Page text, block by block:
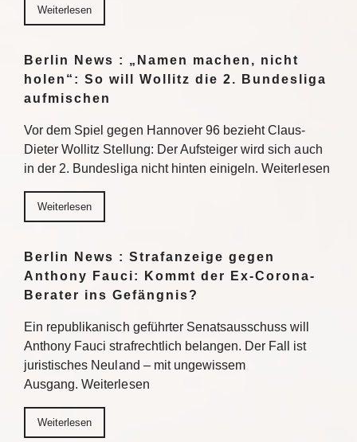
Weiterlesen
Berlin News : „Namen machen, nicht
holen“: So will Wollitz die 2. Bundesliga
aufmischen
Vor dem Spiel gegen Hannover 96 bezieht Claus-
Dieter Wollitz Stellung: Der Aufsteiger wird sich auch
in der 2. Bundesliga nicht hinten einigeln. Weiterlesen
Weiterlesen
Berlin News : Strafanzeige gegen
Anthony Fauci: Kommt der Ex-Corona-
Berater ins Gefängnis?
Ein republikanisch geführter Senatsausschuss will
Anthony Fauci strafrechtlich belangen. Der Fall ist
juristisches Neuland – mit ungewissem
Ausgang. Weiterlesen
Weiterlesen